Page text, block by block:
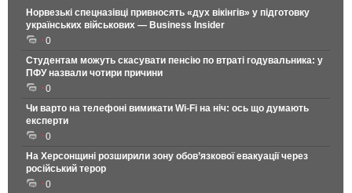
Норвезькі спецназівці привносять «дух вікінгів» у підготовку
українських військових — Business Insider
0
Студентам можуть скасувати пенсію по втраті годувальника: у
ПФУ назвали чотири причини
0
Чи варто на телефонi вимикати Wi-Fi на ніч: ось що думають
експерти
0
На Херсонщині розширили зону обов’язкової евакуації через
російський терор
0